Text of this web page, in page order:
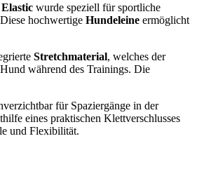
wurde speziell für sportliche
hochwertige Hundeleine ermöglicht
Stretchmaterial, welches der
während des Trainings. Die
für Spaziergänge in der
eines praktischen Klettverschlusses
und Flexibilität.